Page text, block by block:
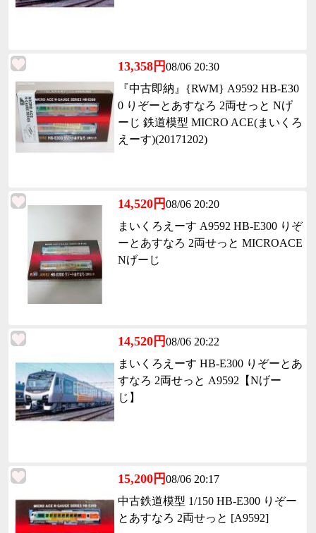
13,358円08/06 20:30
『中古即納』{RWM} A9592 HB-E30
0 りぞーとあすなろ 2両せっと Nげ
ーじ 鉄道模型 MICRO ACE(まいくろ
えーす)(20171202)
14,520円08/06 20:20
まいくろえーす A9592 HB-E300 りぞ
ーとあすなろ 2両せっと MICROACE
Nげーじ
14,520円08/06 20:22
まいくろえーす HB-E300 りぞーとあ
すなろ 2両せっと A9592【Nげー
じ】
15,200円08/06 20:17
中古鉄道模型 1/150 HB-E300 りぞー
とあすなろ 2両せっと [A9592]